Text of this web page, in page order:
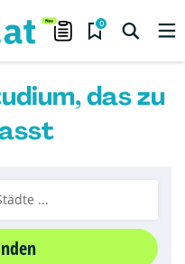
0
das zu